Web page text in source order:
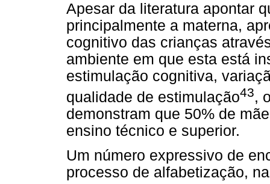
Apesar da literatura apontar
principalmente a materna,
cognitivo das crianças
ambiente em que esta está
estimulação cognitiva,
qualidade de estimulação43,
demonstram que 50% de
ensino técnico e superior.
Um número expressivo de
processo de alfabetização,